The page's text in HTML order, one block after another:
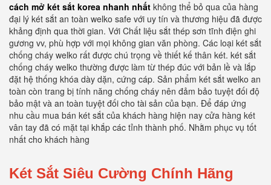
cách mở két sắt korea nhanh nhất không thể bỏ qua của hàng
đại lý két sắt an toàn welko safe với uy tín và thương hiệu đã được
khảng định qua thời gian. Với Chất liệu sắt thép sơn tĩnh điện ghi
gương vv, phù hợp với mọi không gian văn phòng. Các loại két sắt
chống cháy welko rất được chú trọng về thiết kế thân két. két sắt
chống cháy welko thường được làm từ thép đúc với bản lề và lắp
đặt hệ thống khóa dày dặn, cứng cáp. Sản phẩm két sắt welko an
toàn còn trang bị tính năng chống cháy nên đảm bảo tuyệt đối độ
bảo mật và an toàn tuyệt đối cho tài sản của bạn. Để đáp ứng
nhu cầu mua bán két sắt của khách hàng hiện nay cửa hàng két
vân tay đã có mặt tại khắp các tỉnh thành phố. Nhằm phục vụ tốt
nhất cho khách hàng
Két Sắt Siêu Cường Chính Hãng